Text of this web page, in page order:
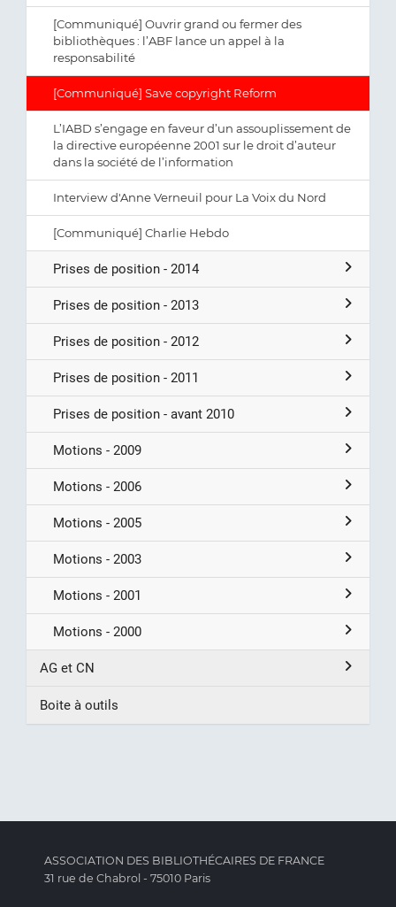
[Communiqué] Ouvrir grand ou fermer des
bibliothèques : l’ABF lance un appel à la
responsabilité
[Communiqué] Save copyright Reform
L’IABD s’engage en faveur d’un assouplissement de
la directive européenne 2001 sur le droit d’auteur
dans la société de l’information
Interview d'Anne Verneuil pour La Voix du Nord
[Communiqué] Charlie Hebdo
Prises de position - 2014
Prises de position - 2013
Prises de position - 2012
Prises de position - 2011
Prises de position - avant 2010
Motions - 2009
Motions - 2006
Motions - 2005
Motions - 2003
Motions - 2001
Motions - 2000
AG et CN
Boite à outils
ASSOCIATION DES BIBLIOTHÉCAIRES DE FRANCE
31 rue de Chabrol - 75010 Paris